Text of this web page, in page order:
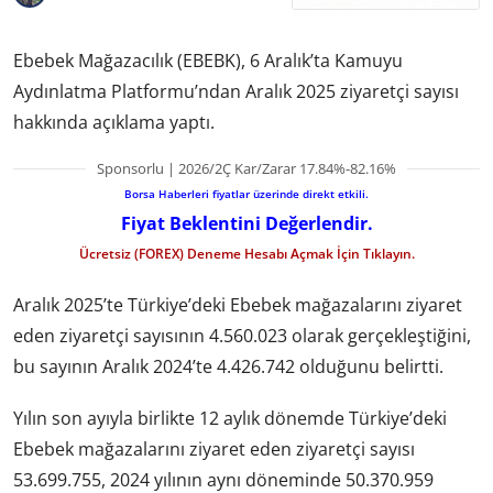
Ebebek Mağazacılık (EBEBK), 6 Aralık’ta Kamuyu
Aydınlatma Platformu’ndan Aralık 2025 ziyaretçi sayısı
hakkında açıklama yaptı.
Sponsorlu | 2026/2Ç Kar/Zarar 17.84%-82.16%
Borsa Haberleri fiyatlar üzerinde direkt etkili.
Fiyat Beklentini Değerlendir.
Ücretsiz (FOREX) Deneme Hesabı Açmak İçin Tıklayın.
Aralık 2025’te Türkiye’deki Ebebek mağazalarını ziyaret
eden ziyaretçi sayısının 4.560.023 olarak gerçekleştiğini,
bu sayının Aralık 2024’te 4.426.742 olduğunu belirtti.
Yılın son ayıyla birlikte 12 aylık dönemde Türkiye’deki
Ebebek mağazalarını ziyaret eden ziyaretçi sayısı
53.699.755, 2024 yılının aynı döneminde 50.370.959